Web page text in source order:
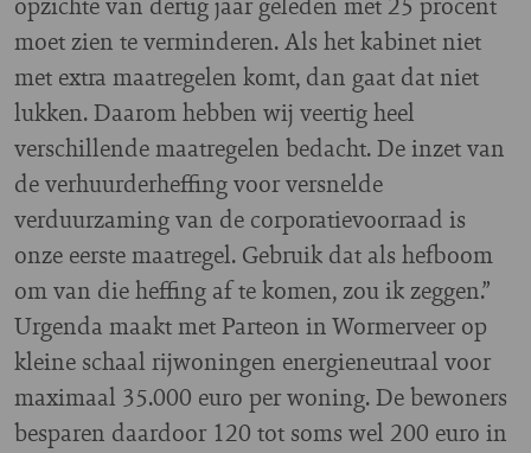
moet zien te verminderen. Als het kabinet niet
met extra maatregelen komt, dan gaat dat niet
lukken. Daarom hebben wij veertig heel
verschillende maatregelen bedacht. De inzet van
de verhuurderheffing voor versnelde
verduurzaming van de corporatievoorraad is
onze eerste maatregel. Gebruik dat als hefboom
om van die heffing af te komen, zou ik zeggen.”
Urgenda maakt met Parteon in Wormerveer op
kleine schaal rijwoningen energieneutraal voor
maximaal 35.000 euro per woning. De bewoners
besparen daardoor 120 tot soms wel 200 euro in